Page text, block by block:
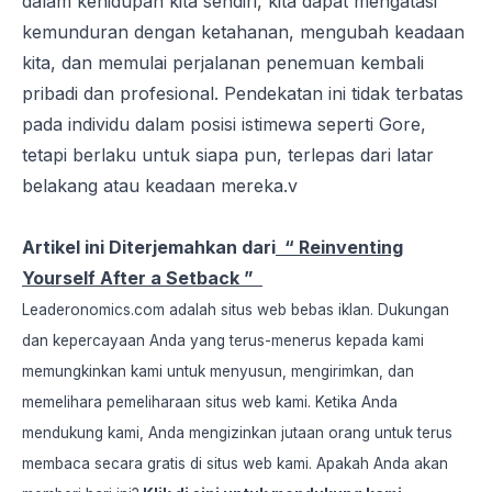
kemunduran dengan ketahanan, mengubah keadaan
kita, dan memulai perjalanan penemuan kembali
pribadi dan profesional. Pendekatan ini tidak terbatas
pada individu dalam posisi istimewa seperti Gore,
tetapi berlaku untuk siapa pun, terlepas dari latar
belakang atau keadaan mereka.v
Artikel ini Diterjemahkan dari “ Reinventing
Yourself After a Setback ”
Leaderonomics.com adalah situs web bebas iklan. Dukungan
dan kepercayaan Anda yang terus-menerus kepada kami
memungkinkan kami untuk menyusun, mengirimkan, dan
memelihara pemeliharaan situs web kami. Ketika Anda
mendukung kami, Anda mengizinkan jutaan orang untuk terus
membaca secara gratis di situs web kami. Apakah Anda akan